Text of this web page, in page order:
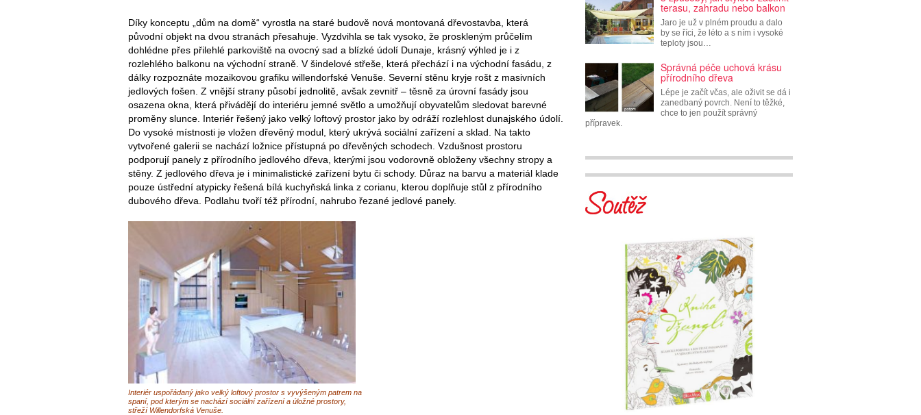
Díky konceptu „dům na domě“ vyrostla na staré budově nová montovaná dřevostavba, která
původní objekt na dvou stranách přesahuje. Vyzdvihla se tak vysoko, že proskleným průčelím
dohlédne přes přilehlé parkoviště na ovocný sad a blízké údolí Dunaje, krásný výhled je i z
rozlehlého balkonu na východní straně. V šindelové střeše, která přechází i na východní fasádu, z
dálky rozpoznáte mozaikovou grafiku willendorfské Venuše. Severní stěnu kryje rošt z masivních
jedlových fošen. Z vnější strany působí jednolitě, avšak zevnitř – těsně za úrovní fasády jsou
osazena okna, která přivádějí do interiéru jemné světlo a umožňují obyvatelům sledovat barevné
proměny slunce. Interiér řešený jako velký loftový prostor jako by odráží rozlehlost dunajského údolí.
Do vysoké místnosti je vložen dřevěný modul, který ukrývá sociální zařízení a sklad. Na takto
vytvořené galerii se nachází ložnice přístupná po dřevěných schodech. Vzdušnost prostoru
podporují panely z přírodního jedlového dřeva, kterými jsou vodorovně obloženy všechny stropy a
stěny. Z jedlového dřeva je i minimalistické zařízení bytu či schody. Důraz na barvu a materiál klade
pouze ústřední atypicky řešená bílá kuchyňská linka z corianu, kterou doplňuje stůl z přírodního
dubového dřeva. Podlahu tvoří též přírodní, nahrubo řezané jedlové panely.
Interiér uspořádaný jako velký loftový prostor s vyvýšeným patrem na
spaní, pod kterým se nachází sociální zařízení a úložné prostory,
střeží Willendorfská Venuše.
terasu, zahradu nebo balkon
Jaro je už v plném proudu a dalo
by se říci, že léto a s ním i vysoké
teploty jsou…
Správná péče uchová krásu
přírodního dřeva
Lépe je začít včas, ale oživit se dá i
zanedbaný povrch. Není to těžké,
chce to jen použít správný
přípravek.